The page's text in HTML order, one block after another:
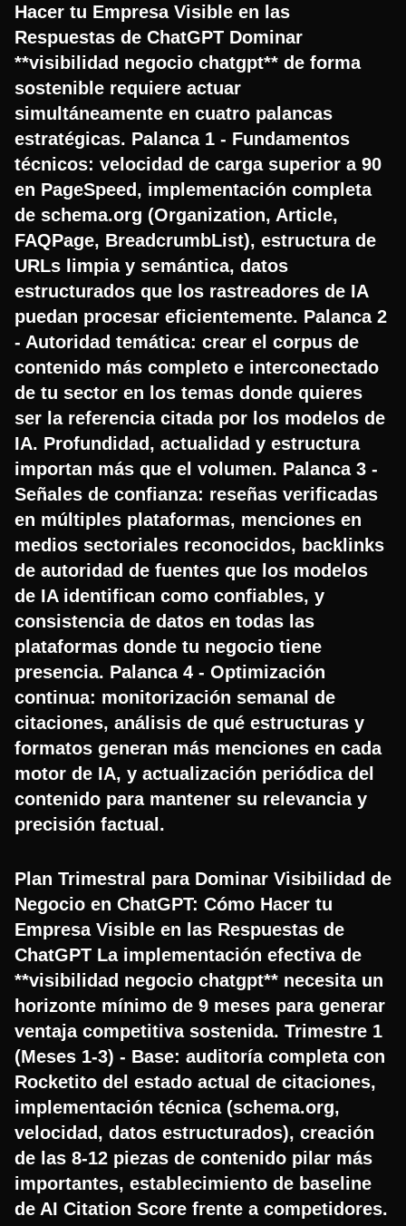
Hacer tu Empresa Visible en las
Respuestas de ChatGPT Dominar
**visibilidad negocio chatgpt** de forma
sostenible requiere actuar
simultáneamente en cuatro palancas
estratégicas. Palanca 1 - Fundamentos
técnicos: velocidad de carga superior a 90
en PageSpeed, implementación completa
de schema.org (Organization, Article,
FAQPage, BreadcrumbList), estructura de
URLs limpia y semántica, datos
estructurados que los rastreadores de IA
puedan procesar eficientemente. Palanca 2
- Autoridad temática: crear el corpus de
contenido más completo e interconectado
de tu sector en los temas donde quieres
ser la referencia citada por los modelos de
IA. Profundidad, actualidad y estructura
importan más que el volumen. Palanca 3 -
Señales de confianza: reseñas verificadas
en múltiples plataformas, menciones en
medios sectoriales reconocidos, backlinks
de autoridad de fuentes que los modelos
de IA identifican como confiables, y
consistencia de datos en todas las
plataformas donde tu negocio tiene
presencia. Palanca 4 - Optimización
continua: monitorización semanal de
citaciones, análisis de qué estructuras y
formatos generan más menciones en cada
motor de IA, y actualización periódica del
contenido para mantener su relevancia y
precisión factual.
Plan Trimestral para Dominar Visibilidad de
Negocio en ChatGPT: Cómo Hacer tu
Empresa Visible en las Respuestas de
ChatGPT La implementación efectiva de
**visibilidad negocio chatgpt** necesita un
horizonte mínimo de 9 meses para generar
ventaja competitiva sostenida. Trimestre 1
(Meses 1-3) - Base: auditoría completa con
Rocketito del estado actual de citaciones,
implementación técnica (schema.org,
velocidad, datos estructurados), creación
de las 8-12 piezas de contenido pilar más
importantes, establecimiento de baseline
de AI Citation Score frente a competidores.